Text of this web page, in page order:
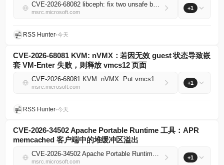
CVE-2026-68082 libceph: fix two unsafe bare decodes in decode_lockers()
msrc.microsoft.com
+1
RSS Hunter•今天
CVE-2026-68081 KVM: nVMX：若因无效 guest 状态导致嵌
套 VM-Enter 失败，则释放 vmcs12 页面
CVE-2026-68081 KVM: nVMX: Put vmcs12 pages if nested VM-Enter fails due to invalid guest state
msrc.microsoft.com
+1
RSS Hunter•今天
CVE-2026-34502 Apache Portable Runtime 工具：APR
memcached 客户端中的堆缓冲区溢出
CVE-2026-34502 Apache Portable Runtime Utility: Heap buffer overflow in APR memcached client
msrc.microsoft.com
+1